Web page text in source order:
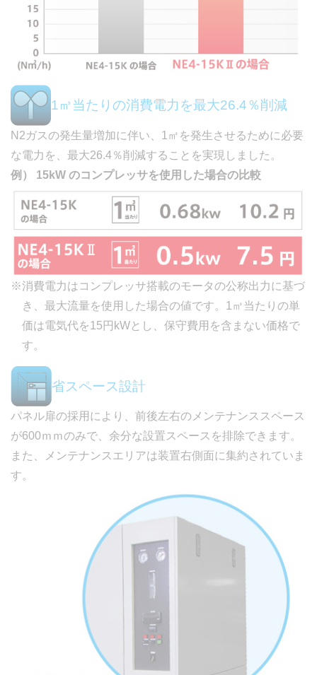
1㎥当たりの消費電力を最大26.4％削減
N2ガスの発生量増加に伴い、1㎥を発生させるために必要
な電力を、最大26.4％削減することを実現しました。
例） 15kW のコンプレッサを使用した場合の比較
※消費電力はコンプレッサ搭載のモータの公称出力に基づ
き、最大流量を使用した場合の値です。1㎥当たりの単
価は電気代を15円kWとし、保守費用を含まない価格で
す。
省スペース設計
パネル扉の採用により、前後左右のメンテナンススペース
が600ｍｍのみで、余分な設置スペースを排除できます。
また、メンテナンスエリアは装置右側面に集約されていま
す。